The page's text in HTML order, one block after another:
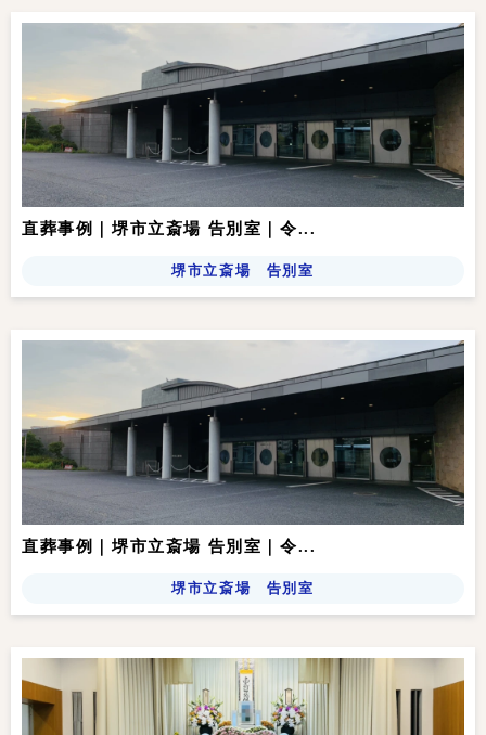
直葬事例｜堺市立斎場 告別室｜令...
堺市立斎場 告別室
直葬事例｜堺市立斎場 告別室｜令...
堺市立斎場 告別室